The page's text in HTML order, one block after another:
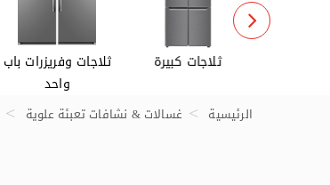
ثلاجات كبيرة
ثلاجات وفريزرات باب
واحد
الرئيسية غسالات & نشافات تعبئة علوية